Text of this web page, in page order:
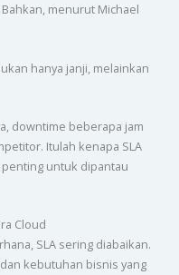
menurut Michael
hanya janji, melainkan
downtime beberapa jam
Itulah kenapa SLA
untuk dipantau
Cloud
SLA sering diabaikan.
kebutuhan bisnis yang